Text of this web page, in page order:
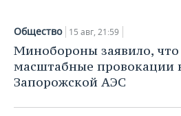
ВОДНЫЕ ВИДЫ СПОРТА
ХОККЕЙ С МЯЧОМ
ОБРАЗОВАНИЕ
ПРОИСШЕСТВИЯ
Общество 15 авг, 21:59
Минобороны заявило, что
масштабные провокации
Запорожской АЭС